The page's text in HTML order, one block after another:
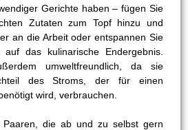
Gerichte haben – fügen Sie
Zutaten zum Topf hinzu und
an die Arbeit oder entspannen Sie
das kulinarische Endergebnis.
umweltfreundlich, da sie
des Stroms, der für einen
wird, verbrauchen.
Paaren, die ab und zu selbst gern